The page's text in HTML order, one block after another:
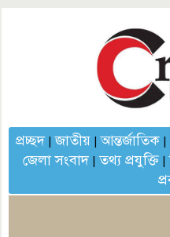
প্রচ্ছদ|জাতীয়|আন্তর্জাতিক|
জেলা সংবাদ|তথ্য প্রযুক্তি |